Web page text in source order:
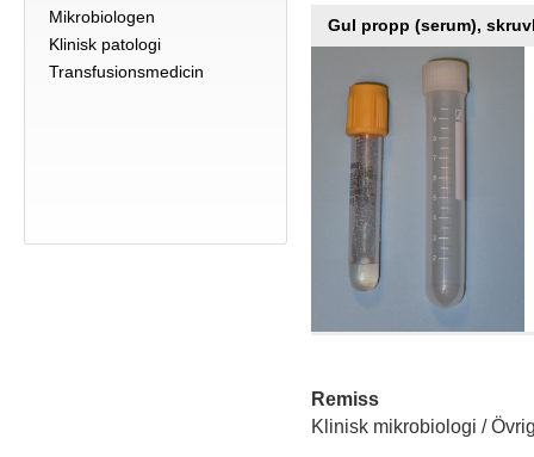
Mikrobiologen
Klinisk patologi
Transfusionsmedicin
Gul propp (serum),
Remiss
Klinisk mikrobiologi /